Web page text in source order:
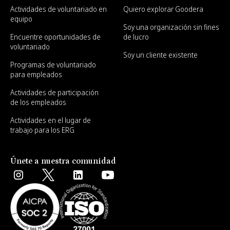
Actividades de voluntariado en
equipo
Encuentre oportunidades de
voluntariado
Programas de voluntariado
para empleados
Actividades de participación
de los empleados
Actividades en el lugar de
trabajo para los ERG
Quiero explorar Goodera
Soy una organización sin fines
de lucro
Soy un cliente existente
Únete a nuestra comunidad